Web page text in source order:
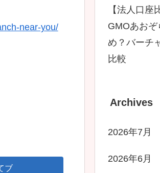
near-you/
ブ
【法人口座
GMOあお
め？バーチ
比較
Archives
2026年7月
2026年6月